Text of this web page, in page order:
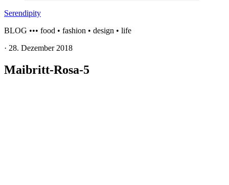
Serendipity
BLOG ••• food • fashion • design • life
· 28. Dezember 2018
Maibritt-Rosa-5